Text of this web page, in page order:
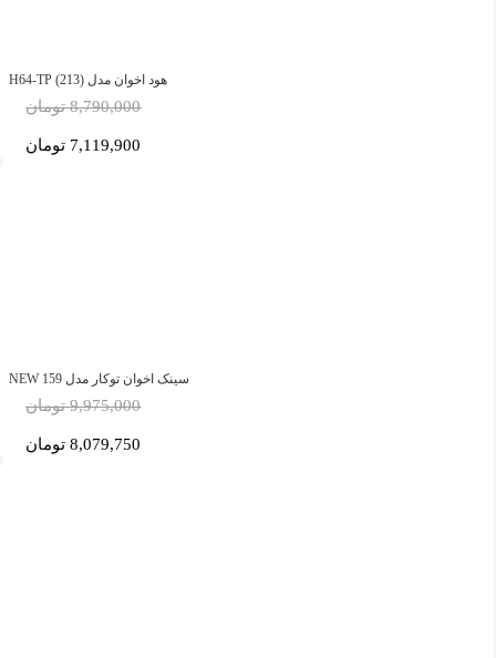
هود اخوان مدل H64-TP (213)
8,790,000 تومان
7,119,900 تومان
سینک اخوان توکار مدل 159 NEW
9,975,000 تومان
8,079,750 تومان